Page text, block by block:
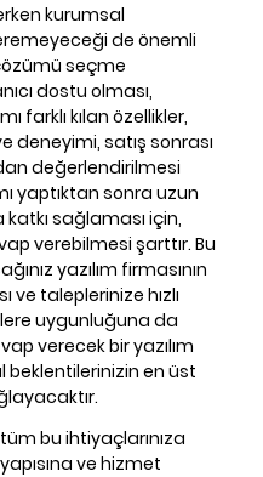
kurumsal
de önemli
seçme
dostu olması,
farklı kılan özellikler,
deneyimi, satış sonrası
değerlendirilmesi
yaptıktan sonra uzun
katkı sağlaması için,
verebilmesi şarttır. Bu
yazılım firmasının
ve taleplerinize hızlı
uygunluğuna da
verecek bir yazılım
beklentilerinizin en üst
bu ihtiyaçlarınıza
ve hizmet